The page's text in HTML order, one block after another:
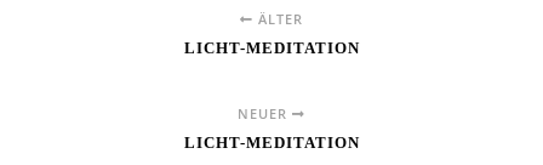
ÄLTER
LICHT-MEDITATION
NEUER
LICHT-MEDITATION